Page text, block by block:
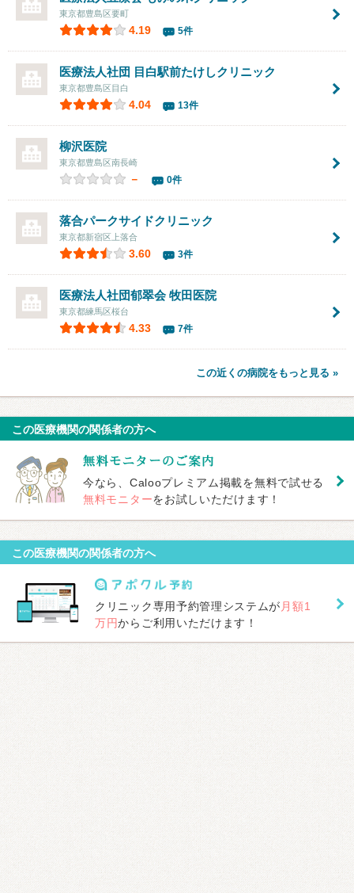
東京都豊島区要町
4.19 5件
医療法人社団 目白駅前たけしクリニック
東京都豊島区目白
4.04 13件
柳沢医院
東京都豊島区南長崎
－ 0件
落合パークサイドクリニック
東京都新宿区上落合
3.60 3件
医療法人社団郁翠会牧田医院
東京都練馬区桜台
4.33 7件
この近くの病院をもっと見る »
この医療機関の関係者の方へ
今なら、Calooプレミアム掲載を無料で試せる
無料モニターをお試しいただけます！
この医療機関の関係者の方へ
クリニック専用予約管理システムが 月額1
万円からご利用いただけます！